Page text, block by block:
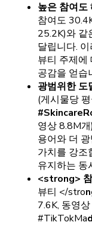
높은 참여도
참여도
25.2K)와 같
달립니다.
뷰티 주제에
공감을 얻습
광범위한 도
(게시물당
영상 8.8M
용어와 더
가치를 강조
유지하는 동
<strong>
뷰티 </stro
7.6K, 동영
#TikTokMa